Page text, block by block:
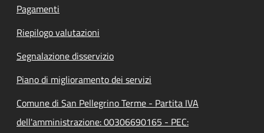
Pagamenti
Riepilogo valutazioni
Segnalazione disservizio
Piano di miglioramento dei servizi
Comune di San Pellegrino Terme - Partita IVA
dell'amministrazione: 00306690165 - PEC: